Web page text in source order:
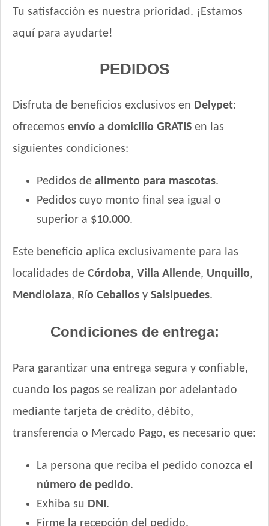
Zimpi Perro Adulto
Tu satisfacción es nuestra prioridad. ¡Estamos
aquí para ayudarte!
PEDIDOS
Disfruta de beneficios exclusivos en Delypet:
ofrecemos envío a domicilio GRATIS en las
siguientes condiciones:
Pedidos de alimento para mascotas.
Pedidos cuyo monto final sea igual o
superior a $10.000.
Este beneficio aplica exclusivamente para las
localidades de Córdoba, Villa Allende, Unquillo,
Mendiolaza, Río Ceballos y Salsipuedes.
Condiciones de entrega:
Para garantizar una entrega segura y confiable,
cuando los pagos se realizan por adelantado
mediante tarjeta de crédito, débito,
transferencia o Mercado Pago, es necesario que:
La persona que reciba el pedido conozca el
número de pedido.
Exhiba su DNI.